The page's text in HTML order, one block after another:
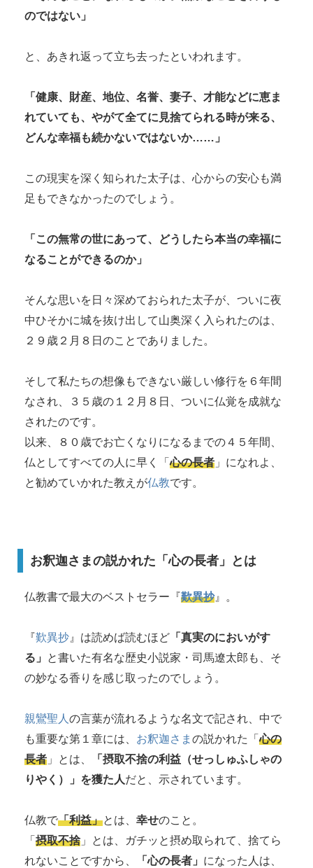
のではない」
と、あきれ返って立ち去ったといわれます。
「健康、財産、地位、名誉、妻子、才能などに恵ま
れていても、やがて全てに見捨てられる時が来る、
どんな幸福も続かないではないか……」
この現実を深く知られた太子は、心からの安心も満
足もできなかったのでしょう。
「この無常の世にあって、どうしたら本当の幸福に
なることができるのか」
そんな思いを日々深めておられた太子が、ついに夜
中ひそかに城を抜け出して山奥深く入られたのは、
２９歳２月８日のことでありました。
そして私たちの想像もできない厳しい修行を６年間
なされ、３５歳の１２月８日、ついに仏覚を成就な
されたのです。
以来、８０歳でお亡くなりになるまでの４５年間、
仏としてすべての人に早く「心の長者 」になれよ、
と勧めていかれた教えが仏教です。
お釈迦さまの説かれた「心の長者」とは
仏教書で最大のベストセラー『 歎異抄』。
『 歎異抄』は読めば読むほど 「真実のにおいがす
る」
と書いた有名な歴史小説家・司馬遼太郎も、そ
の妙なる香りを感じ取ったのでしょう。
親鸞聖人の言葉が流れるような名文で記され、中で
も重要な第１章には、 お釈迦さま の説かれた「心の
長者 」とは、
「摂取不捨の利益（せっしゅふしゃの
りやく）」を獲た人だと、示されています。
仏教で「利益」とは、 幸せのこと。
「 摂取不捨」とは、ガチッと摂め取られて、捨てら
れないことですから、
「心の長者」 になった人は、